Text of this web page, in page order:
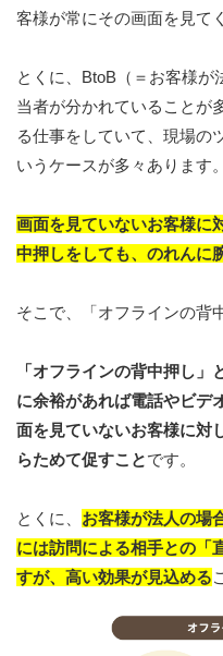
客様が常にその画面を見て
とくに、BtoB（＝お客様が
当者が分かれていることが
る仕事をしていて、現場の
いうケースが多々あります。
画面を見ていないお客様に
中押しをしても、のれんに
そこで、 「オフラインの背
「オフラインの背中押し
に余裕があれば電話やビデ
面を見ていないお客様に対
らためて促すことです。
とくに、 お客様が法人の場
には訪問による相手との「
すが、高い効果が見込める